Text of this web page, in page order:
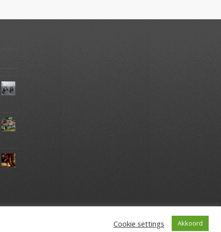
Teambuilding Zandvoort
Cookie settings Akkoord